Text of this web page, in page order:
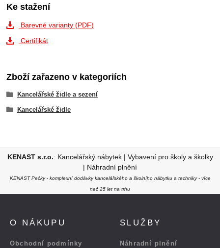
Ke stažení
Barevné varianty (PDF)
Certifikát
Zboží zařazeno v kategoriích
Kancelářské židle a sezení
Kancelářské židle
KENAST s.r.o.: Kancelářský nábytek | Vybavení pro školy a školky
| Náhradní plnění
KENAST Pečky - komplexní dodávky kancelářského a školního nábytku a techniky - více
než 25 let na trhu
O NÁKUPU
Obchodní podmínky
SLUŽBY
Náhradní plnění